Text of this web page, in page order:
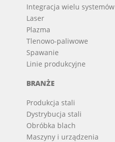
Integracja wielu systemów
Laser
Plazma
Tlenowo-paliwowe
Spawanie
Linie produkcyjne
BRANŻE
Produkcja stali
Dystrybucja stali
Obróbka blach
Maszyny i urządzenia